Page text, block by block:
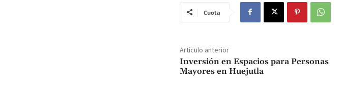
Cuota
Artículo anterior
Inversión en Espacios para Personas
Mayores en Huejutla